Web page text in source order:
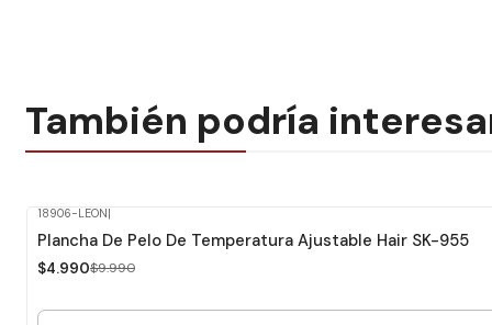
También podría
-50%Dcto.
18906-LEON
Plancha De Pelo De Temperatura Ajustable Hair SK-955
$4.990$9.990